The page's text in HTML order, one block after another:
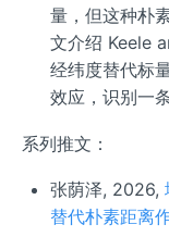
量，但这种朴
文介绍 Keele
经纬度替代标
效应，识别一
系列推文：
张荫泽, 2026,
替代朴素距离